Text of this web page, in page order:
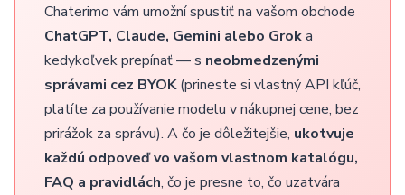
Chaterimo vám umožní spustiť na vašom obchode
ChatGPT, Claude, Gemini alebo Groka
kedykoľvek prepínať — s neobmedzenými
správami cez BYOK(prineste si vlastný API kľúč,
platíte za používanie modelu v nákupnej cene, bez
prirážok za správu). A čo je dôležitejšie, ukotvuje
každú odpoveď vo vašom vlastnom katalógu,
FAQ a pravidlách, čo je presne to, čo uzatvára